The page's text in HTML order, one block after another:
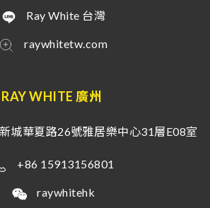
Ray White 台灣
raywhitetw.com
RAY WHITE 廣州
城華夏路26號雅居樂中心31層E08室
+86 15913156801
raywhitehk